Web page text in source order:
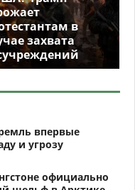
в
захвата
впервые
и угрозу
официально